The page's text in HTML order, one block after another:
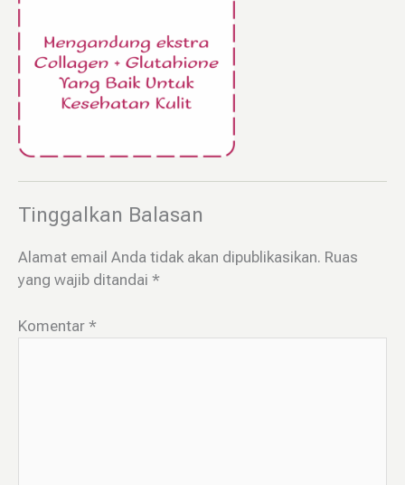
Tinggalkan Balasan
Alamat email Anda tidak akan dipublikasikan. Ruas
yang wajib ditandai *
Komentar *